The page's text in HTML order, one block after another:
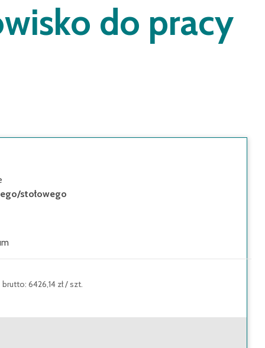
do pracy
stołowego
brutto: 6426,14 zł/szt.